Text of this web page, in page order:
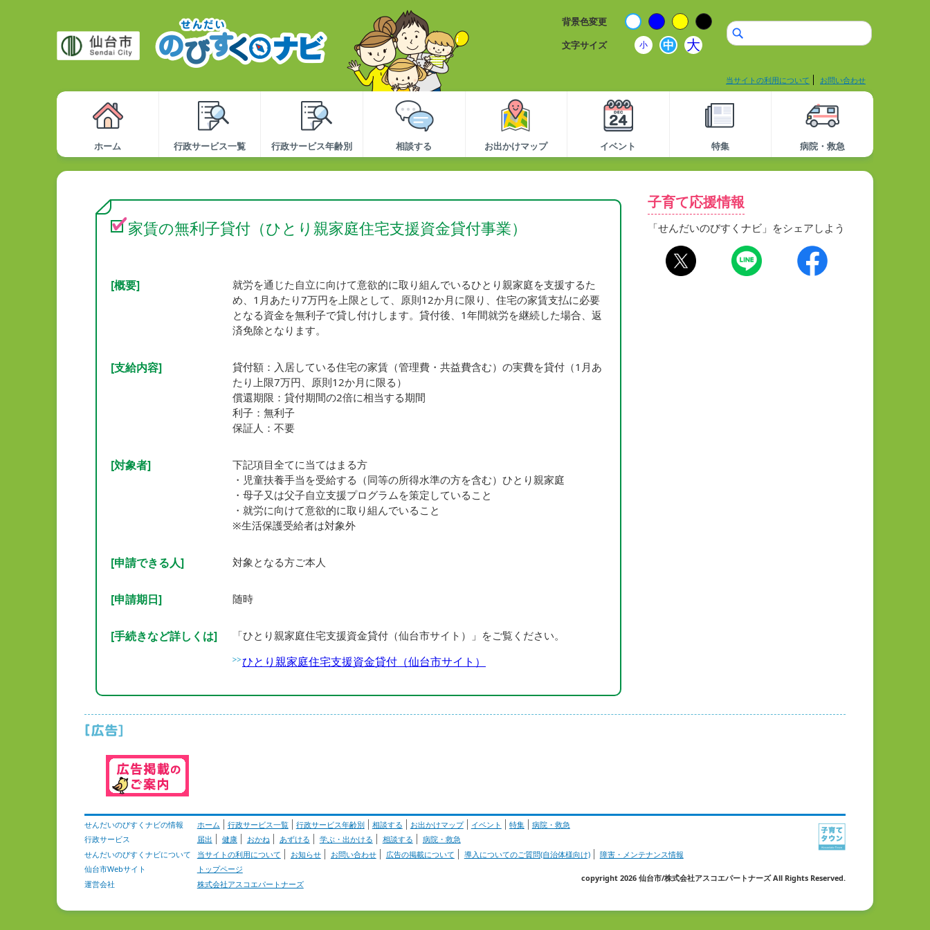
背景色変更
文字サイズ
小 中 大
当サイトの利用について お問い合わせ
ホーム 行政サービス一覧 行政サービス年齢別 相談する お出かけマップ イベント 特集 病院・救急
家賃の無利子貸付（ひとり親家庭住宅支援資金貸付事業）
[概要]
就労を通じた自立に向けて意欲的に取り組んでいるひとり親家庭を支援するた
め、1月あたり7万円を上限として、原則12か月に限り、住宅の家賃支払に必要
となる資金を無利子で貸し付けします。貸付後、1年間就労を継続した場合、返
済免除となります。
[支給内容]
貸付額：入居している住宅の家賃（管理費・共益費含む）の実費を貸付（1月あ
たり上限7万円、原則12か月に限る）
償還期限：貸付期間の2倍に相当する期間
利子：無利子
保証人：不要
[対象者]
下記項目全てに当てはまる方
・児童扶養手当を受給する（同等の所得水準の方を含む）ひとり親家庭
・母子又は父子自立支援プログラムを策定していること
・就労に向けて意欲的に取り組んでいること
※生活保護受給者は対象外
[申請できる人] 対象となる方ご本人
[申請期日] 随時
[手続きなど詳しくは] 「ひとり親家庭住宅支援資金貸付（仙台市サイト）」をご覧ください。
ひとり親家庭住宅支援資金貸付（仙台市サイト）
子育て応援情報
「せんだいのびすくナビ」をシェアしよう
せんだいのびすくナビの情報 ホーム 行政サービス一覧 行政サービス年齢別 相談する お出かけマップ イベント 特集
病院・救急
行政サービス
届出 健康 おかね あずける 学ぶ・出かける 相談する
病院・救急
せんだいのびすくナビについて
当サイトの利用について お知らせ お問い合わせ 広告の掲載について 導入についてのご質問(自治体様向け)
障害・メンテナンス情報
仙台市Webサイト
トップページ
運営会社
株式会社アスコエパートナーズ
copyright 2026 仙台市/株式会社アスコエパートナーズ All Rights Reserved.